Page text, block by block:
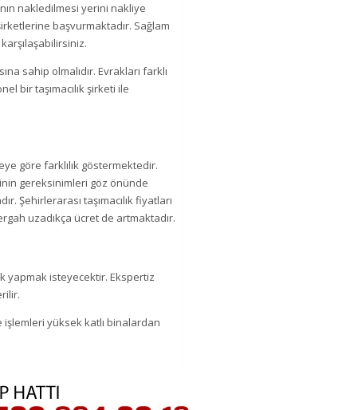
nakledilmesi yerini nakliye
başvurmaktadır. Sağlam
sahip olmalıdır. Evrakları farklı
bir taşımacılık şirketi ile
göre farklılık göstermektedir.
gereksinimleri göz önünde
Şehirlerarası taşımacılık fiyatları
uzadıkça ücret de artmaktadır.
yapmak isteyecektir. Ekspertiz
işlemleri yüksek katlı binalardan